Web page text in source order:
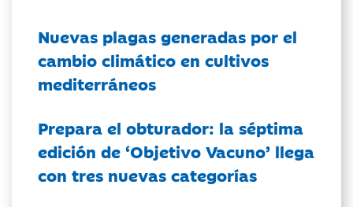
Nuevas plagas generadas por el
cambio climático en cultivos
mediterráneos
Prepara el obturador: la séptima
edición de ‘Objetivo Vacuno’ llega
con tres nuevas categorías